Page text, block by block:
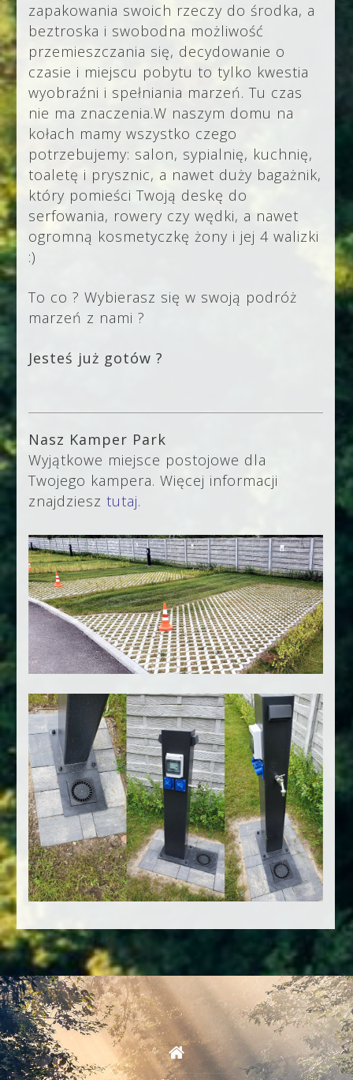
zapakowania swoich rzeczy do środka, a
beztroska i swobodna możliwość
przemieszczania się, decydowanie o
czasie i miejscu pobytu to tylko kwestia
wyobraźni i spełniania marzeń. Tu czas
nie ma znaczenia.W naszym domu na
kołach mamy wszystko czego
potrzebujemy: salon, sypialnię, kuchnię,
toaletę i prysznic, a nawet duży bagażnik,
który pomieści Twoją deskę do
serfowania, rowery czy wędki, a nawet
ogromną kosmetyczkę żony i jej 4 walizki
:)
To co ? Wybierasz się w swoją podróż
marzeń z nami ?
Jesteś już gotów ?
Nasz Kamper Park
Wyjątkowe miejsce postojowe dla
Twojego kampera. Więcej informacji
znajdziesz tutaj.